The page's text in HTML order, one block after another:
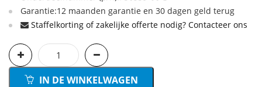
Garantie:12 maanden garantie en 30 dagen geld terug
Staffelkorting of zakelijke offerte nodig? Contacteer ons
IN DE WINKELWAGEN